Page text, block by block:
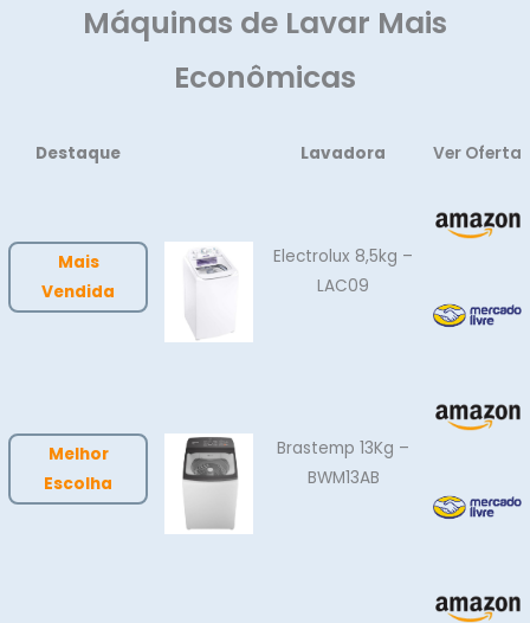
Máquinas de Lavar Mais
Econômicas
Destaque Lavadora Ver Oferta
Mais
Vendida
Electrolux 8,5kg –
LAC09
Melhor
Escolha
Brastemp 13Kg –
BWM13AB